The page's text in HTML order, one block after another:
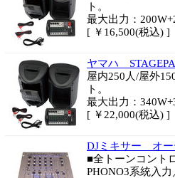
ト。
最大出力：
[ ￥16,500(税込) ]
ヤマハ
屋内250人/屋外
ト。
最大出力：
[ ￥22,000(税込) ]
DJミキサー オー
■全トーンコント
PHONO3系統入